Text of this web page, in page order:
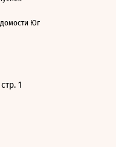
Юг
1